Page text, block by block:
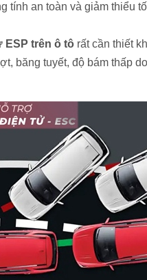
tính an toàn và giảm thiểu
ESP trên ô tô rất cần thiết
băng tuyết, độ bám thấp